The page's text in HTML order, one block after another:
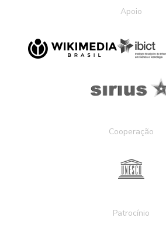
Apoio
Cooperação
Patrocínio